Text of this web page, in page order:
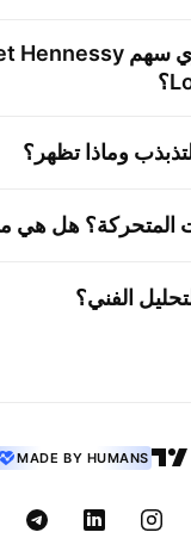
سهم Hennessy
؟
وماذا تظهر؟
المتحركة؟ هل هي
الفني؟
MADE BY HUMANS